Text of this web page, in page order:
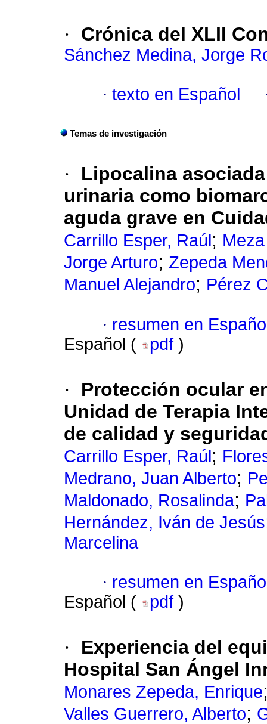
· Crónica del XLII
Sánchez Medina, Jorge
· texto en Español
Temas de investigación
·
Lipocalina
urinaria como
aguda grave en
Carrillo Esper, Raúl ;
Jorge Arturo; Zepeda
Manuel Alejandro; Pérez
· resumen en
Español (
pdf )
·
Protección ocular
Unidad de Terapia
de calidad y
Carrillo Esper, Raúl ;
Medrano, Juan Alberto;
Maldonado, Rosalinda;
Hernández, Iván de Jesús
Marcelina
· resumen en
Español (
pdf )
·
Experiencia del
Hospital San Ángel
Monares Zepeda, Enrique
Valles Guerrero, Alberto;